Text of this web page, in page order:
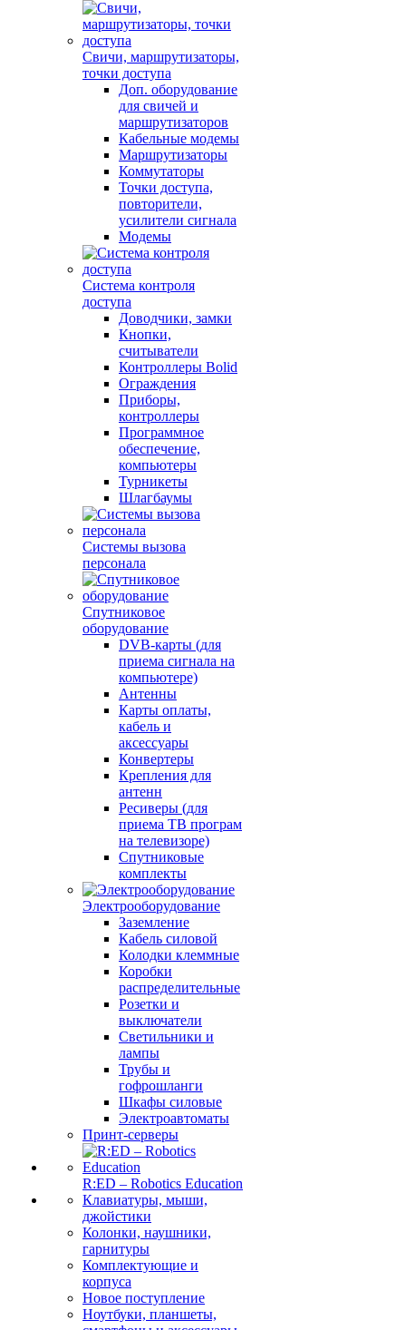
Свичи, маршрутизаторы,
точки доступа
Доп. оборудование
для свичей и
маршрутизаторов
Кабельные модемы
Маршрутизаторы
Коммутаторы
Точки доступа,
повторители,
усилители сигнала
Модемы
Система контроля
доступа
Доводчики, замки
Кнопки,
считыватели
Контроллеры Bolid
Ограждения
Приборы,
контроллеры
Программное
обеспечение,
компьютеры
Турникеты
Шлагбаумы
Системы вызова
персонала
Спутниковое
оборудование
DVB-карты (для
приема сигнала на
компьютере)
Антенны
Карты оплаты,
кабель и
аксессуары
Конвертеры
Крепления для
антенн
Ресиверы (для
приема ТВ програм
на телевизоре)
Спутниковые
комплекты
Электрооборудование
Заземление
Кабель силовой
Колодки клеммные
Коробки
распределительные
Розетки и
выключатели
Светильники и
лампы
Трубы и
гофрошланги
Шкафы силовые
Электроавтоматы
Принт-серверы
R:ED – Robotics Education
Клавиатуры, мыши,
джойстики
Колонки, наушники,
гарнитуры
Комплектующие и
корпуса
Новое поступление
Ноутбуки, планшеты,